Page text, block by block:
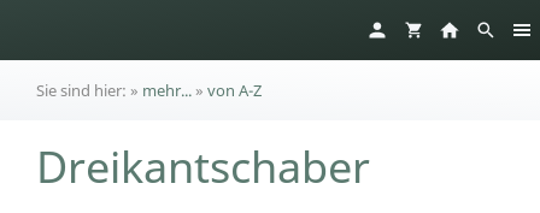
Sie sind hier: » mehr...» von A-Z
Dreikantschaber